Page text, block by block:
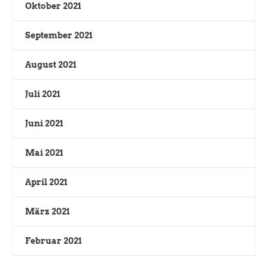
Oktober 2021
September 2021
August 2021
Juli 2021
Juni 2021
Mai 2021
April 2021
März 2021
Februar 2021